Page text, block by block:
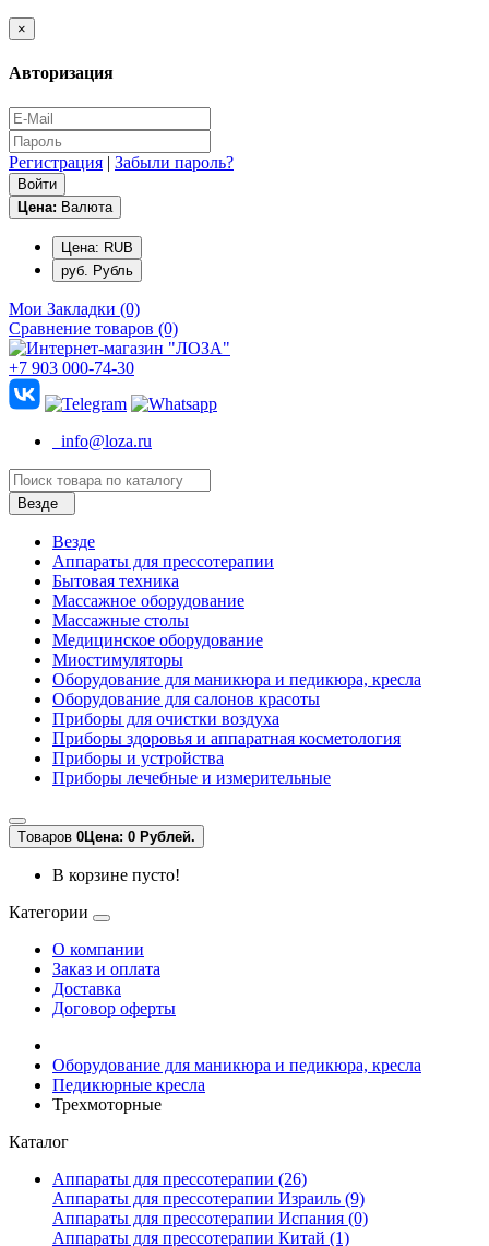
×
Авторизация
Регистрация | Забыли пароль?
Цена: Валюта
Цена: RUB
руб. Рубль
Мои Закладки (0)
Сравнение товаров (0)
+7 903 000-74-30
info@loza.ru
Везде
Везде
Аппараты для прессотерапии
Бытовая техника
Массажное оборудование
Массажные столы
Медицинское оборудование
Миостимуляторы
Оборудование для маникюра и педикюра, кресла
Оборудование для салонов красоты
Приборы для очистки воздуха
Приборы здоровья и аппаратная косметология
Приборы и устройства
Приборы лечебные и измерительные
Tоваров 0Цена: 0 Рублей.
В корзине пусто!
Категории
О компании
Заказ и оплата
Доставка
Договор оферты
Оборудование для маникюра и педикюра, кресла
Педикюрные кресла
Трехмоторные
Каталог
Аппараты для прессотерапии (26)
Аппараты для прессотерапии Израиль (9)
Аппараты для прессотерапии Испания (0)
Аппараты для прессотерапии Китай (1)